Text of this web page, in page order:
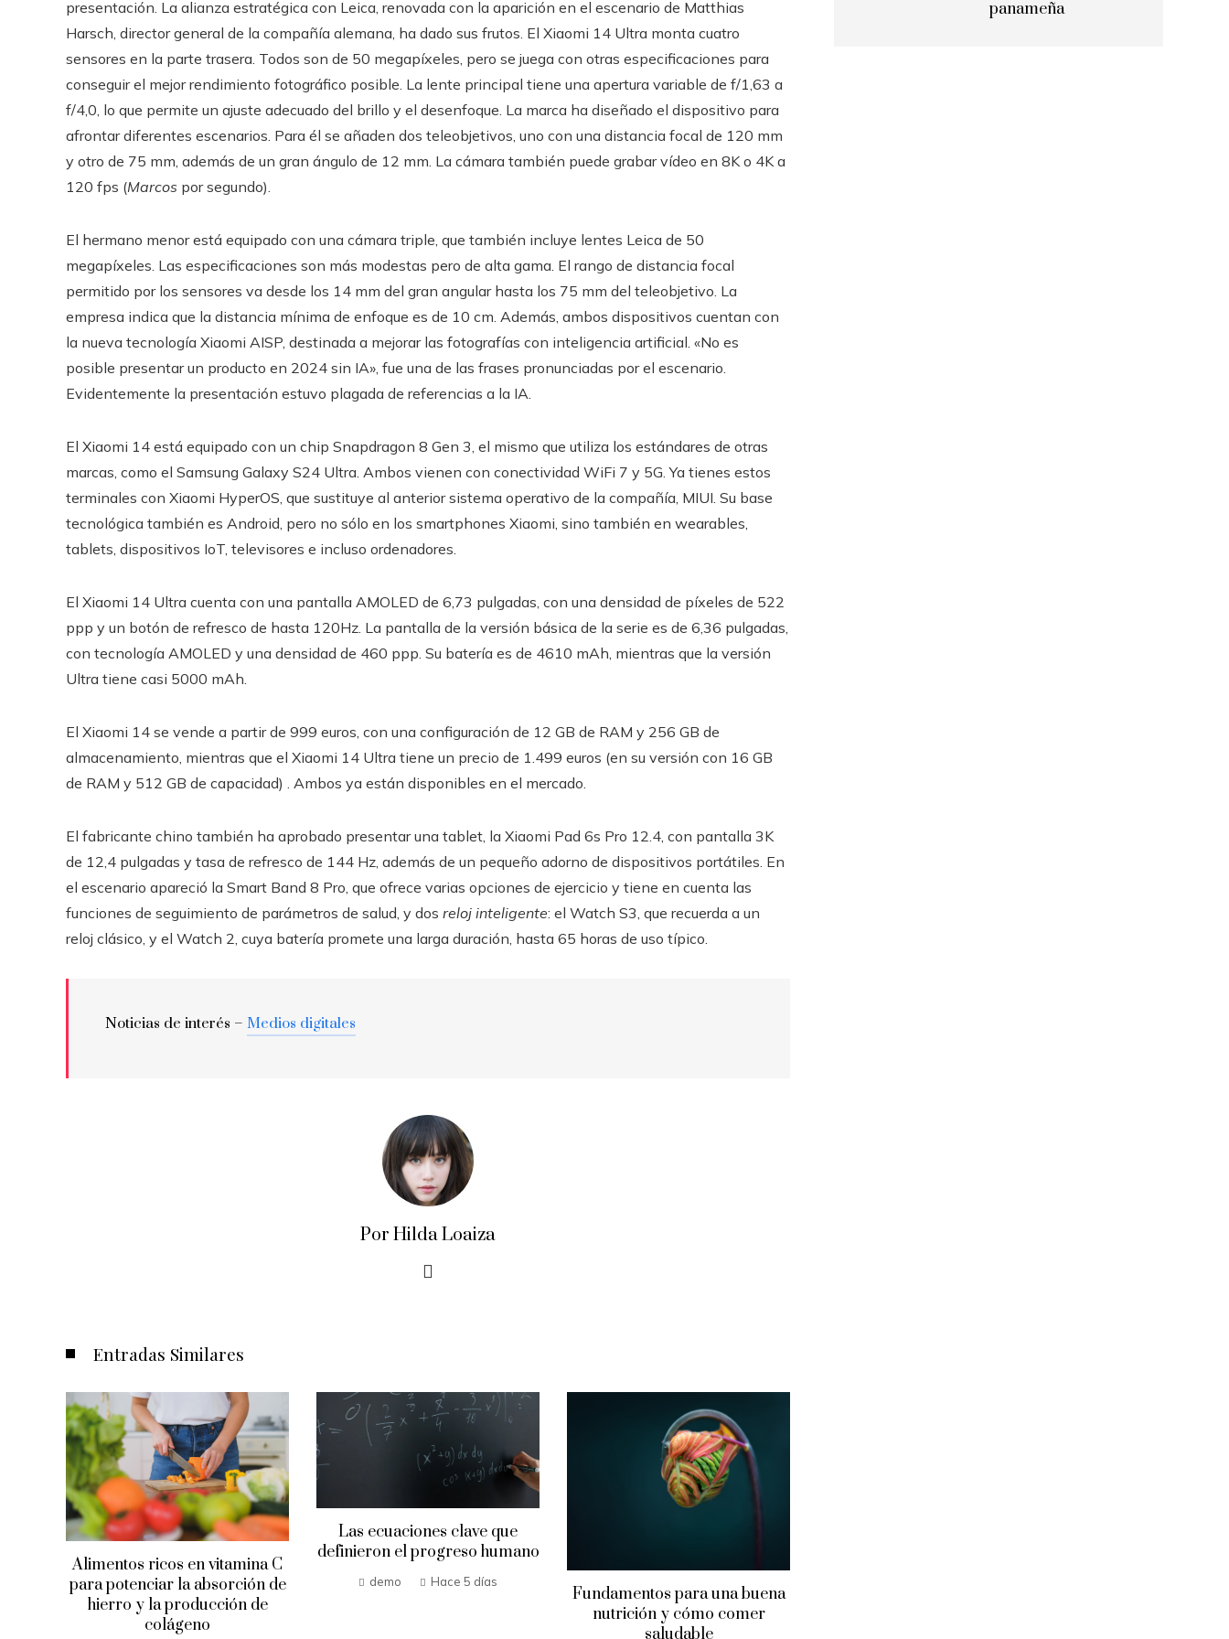
presentación. La alianza estratégica con Leica, renovada con la aparición en el escenario de Matthias
Harsch, director general de la compañía alemana, ha dado sus frutos. El Xiaomi 14 Ultra monta cuatro
sensores en la parte trasera. Todos son de 50 megapíxeles, pero se juega con otras especificaciones para
conseguir el mejor rendimiento fotográfico posible. La lente principal tiene una apertura variable de f/1,63 a
f/4,0, lo que permite un ajuste adecuado del brillo y el desenfoque. La marca ha diseñado el dispositivo para
afrontar diferentes escenarios. Para él se añaden dos teleobjetivos, uno con una distancia focal de 120 mm
y otro de 75 mm, además de un gran ángulo de 12 mm. La cámara también puede grabar vídeo en 8K o 4K a
120 fps (Marcos por segundo).
El hermano menor está equipado con una cámara triple, que también incluye lentes Leica de 50
megapíxeles. Las especificaciones son más modestas pero de alta gama. El rango de distancia focal
permitido por los sensores va desde los 14 mm del gran angular hasta los 75 mm del teleobjetivo. La
empresa indica que la distancia mínima de enfoque es de 10 cm. Además, ambos dispositivos cuentan con
la nueva tecnología Xiaomi AISP, destinada a mejorar las fotografías con inteligencia artificial. «No es
posible presentar un producto en 2024 sin IA», fue una de las frases pronunciadas por el escenario.
Evidentemente la presentación estuvo plagada de referencias a la IA.
El Xiaomi 14 está equipado con un chip Snapdragon 8 Gen 3, el mismo que utiliza los estándares de otras
marcas, como el Samsung Galaxy S24 Ultra. Ambos vienen con conectividad WiFi 7 y 5G. Ya tienes estos
terminales con Xiaomi HyperOS, que sustituye al anterior sistema operativo de la compañía, MIUI. Su base
tecnológica también es Android, pero no sólo en los smartphones Xiaomi, sino también en wearables,
tablets, dispositivos IoT, televisores e incluso ordenadores.
El Xiaomi 14 Ultra cuenta con una pantalla AMOLED de 6,73 pulgadas, con una densidad de píxeles de 522
ppp y un botón de refresco de hasta 120Hz. La pantalla de la versión básica de la serie es de 6,36 pulgadas,
con tecnología AMOLED y una densidad de 460 ppp. Su batería es de 4610 mAh, mientras que la versión
Ultra tiene casi 5000 mAh.
El Xiaomi 14 se vende a partir de 999 euros, con una configuración de 12 GB de RAM y 256 GB de
almacenamiento, mientras que el Xiaomi 14 Ultra tiene un precio de 1.499 euros (en su versión con 16 GB
de RAM y 512 GB de capacidad) . Ambos ya están disponibles en el mercado.
El fabricante chino también ha aprobado presentar una tablet, la Xiaomi Pad 6s Pro 12.4, con pantalla 3K
de 12,4 pulgadas y tasa de refresco de 144 Hz, además de un pequeño adorno de dispositivos portátiles. En
el escenario apareció la Smart Band 8 Pro, que ofrece varias opciones de ejercicio y tiene en cuenta las
funciones de seguimiento de parámetros de salud, y dos reloj inteligente: el Watch S3, que recuerda a un
reloj clásico, y el Watch 2, cuya batería promete una larga duración, hasta 65 horas de uso típico.
Noticias de interés – Medios digitales
Por Hilda Loaiza
Entradas Similares
Alimentos ricos en vitamina C
para potenciar la absorción de
hierro y la producción de
colágeno
Las ecuaciones clave que
definieron el progreso humano
demo Hace 5 días
Fundamentos para una buena
nutrición y cómo comer
saludable
panameña